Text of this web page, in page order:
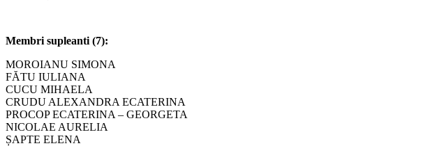
Membri supleanti (7):
MOROIANU SIMONA
FĂTU IULIANA
CUCU MIHAELA
CRUDU ALEXANDRA ECATERINA
PROCOP ECATERINA – GEORGETA
NICOLAE AURELIA
ȘAPTE ELENA